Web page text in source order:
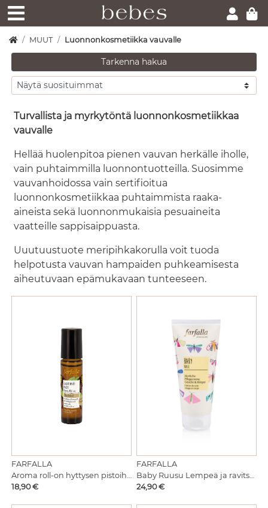
MUUT Luonnonkosmetiikka vauvalle
Tarkenna hakua
Turvallista ja myrkytöntä luonnonkosmetiikkaa
vauvalle
Hellää huolenpitoa pienen vauvan herkälle iholle,
vain puhtaimmilla luonnontuotteilla. Suosimme
vauvanhoidossa vain sertifioitua
luonnonkosmetiikkaa puhtaimmista raaka-
aineista sekä luonnonmukaisia pesuaineita
vaatteille sappisaippuasta.
Uuutuustuote meripihkakorulla voit tuoda
helpotusta vauvan hampaiden puhkeamisesta
aiheutuvaan epämukavaan tunteeseen.
FARFALLA
Aroma roll-on hyttysen pistoihin
Hinta
18,90 €
FARFALLA
Baby Ruusu Lempeä ja ravitseva hoitovoide
Hinta
24,90 €